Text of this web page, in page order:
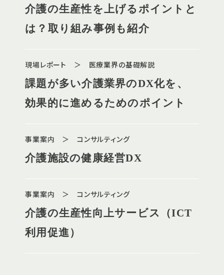
介護の生産性を上げるポイントと
は？取り組み事例も紹介
現場レポート ＞ 医療業界の基礎解説
課題が多い介護業界のDX化を、
効果的に進めるためのポイント
事業案内 ＞ コンサルティング
介護施設の健康経営DX
事業案内 ＞ コンサルティング
介護の生産性向上サービス（ICT
利用促進）